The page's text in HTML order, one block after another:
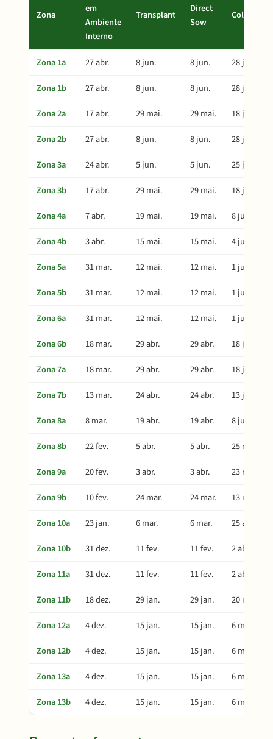
Zona
em
Ambiente
Interno
Transplant
Direct
Sow
Colheita
Zona 1a 27 abr. 8 jun. 8 jun.
28 jul.
Zona 1b
27 abr. 8 jun. 8 jun.
28 jul.
Zona 2a
17 abr. 29 mai. 29 mai.
18 jul.
Zona 2b
27 abr. 8 jun. 8 jun.
28 jul.
Zona 3a
24 abr. 5 jun. 5 jun.
25 jul.
Zona 3b
17 abr. 29 mai. 29 mai.
18 jul.
Zona 4a
7 abr. 19 mai. 19 mai.
8 jul.
Zona 4b
3 abr. 15 mai. 15 mai.
4 jul.
Zona 5a
31 mar. 12 mai. 12 mai.
1 jul.
Zona 5b
31 mar. 12 mai. 12 mai.
1 jul.
Zona 6a
31 mar. 12 mai. 12 mai.
1 jul.
Zona 6b
18 mar. 29 abr. 29 abr.
18 jun.
Zona 7a
18 mar. 29 abr. 29 abr.
18 jun.
Zona 7b
13 mar. 24 abr. 24 abr.
13 jun.
Zona 8a
8 mar. 19 abr. 19 abr.
8 jun.
Zona 8b
22 fev. 5 abr. 5 abr.
25 mai.
Zona 9a
20 fev. 3 abr. 3 abr.
23 mai.
Zona 9b
10 fev. 24 mar. 24 mar.
13 mai.
Zona 10a
23 jan. 6 mar. 6 mar.
25 abr.
Zona 10b
31 dez. 11 fev. 11 fev.
2 abr.
Zona 11a
31 dez. 11 fev. 11 fev.
2 abr.
Zona 11b
18 dez. 29 jan. 29 jan.
20 mar.
Zona 12a
4 dez. 15 jan. 15 jan.
6 mar.
Zona 12b
4 dez. 15 jan. 15 jan.
6 mar.
Zona 13a
4 dez. 15 jan. 15 jan.
6 mar.
Zona 13b
4 dez. 15 jan. 15 jan. 6 mar.